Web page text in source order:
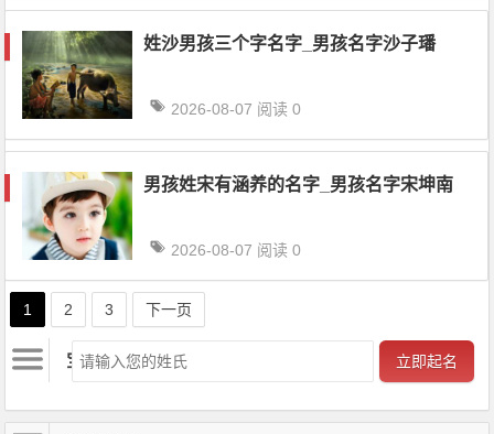
姓沙男孩三个字名字_男孩名字沙子璠
2026-08-07 阅读 0
男孩姓宋有涵养的名字_男孩名字宋坤南
2026-08-07 阅读 0
文章导航
1 2 3 下一页
宝宝起名 立即起名